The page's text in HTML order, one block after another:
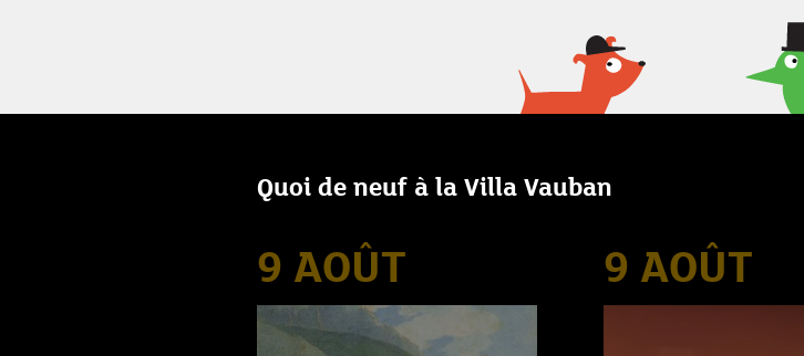
Quoi de neuf à la Villa Vauban
9 AOÛT 9 AOÛT